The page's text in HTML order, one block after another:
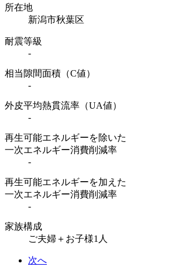
所在地
新潟市秋葉区
耐震等級
-
相当隙間面積（C値）
-
外皮平均熱貫流率（UA値）
-
再生可能エネルギーを除いた
一次エネルギー消費削減率
-
再生可能エネルギーを加えた
一次エネルギー消費削減率
-
家族構成
ご夫婦＋お子様1人
次へ